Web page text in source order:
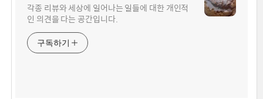
각종 리뷰와 세상에 일어나는 일들에 대한 개인적
인 의견을 다는 공간입니다.
구독하기